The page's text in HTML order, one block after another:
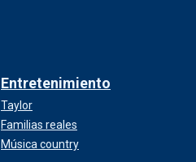
Entretenimiento
Taylor
Familias reales
Música country